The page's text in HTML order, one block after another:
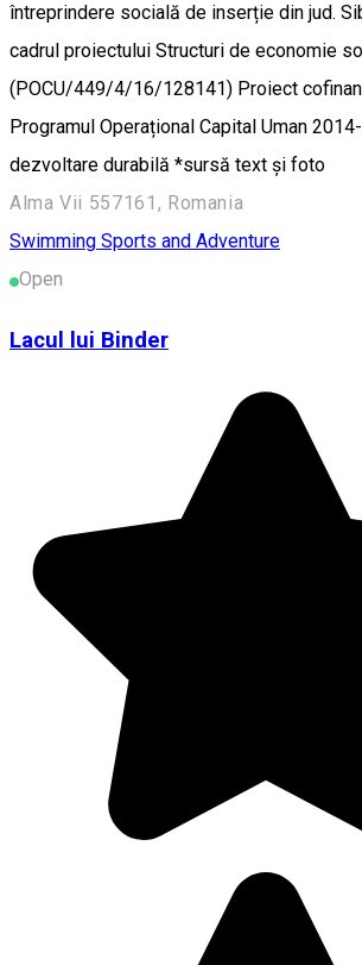
întreprindere socială de inserție din jud.
cadrul proiectului Structuri de economie
(POCU/449/4/16/128141) Proiect
Programul Operațional Capital Uman
dezvoltare durabilă *sursă text și foto
Alma Vii 557161, Romania
Swimming Sports and Adventure
Open
Lacul lui Binder